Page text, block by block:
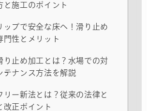
と施工のポイント
ップで安全な床へ！滑り止め
門性とメリット
り止め加工とは？水場での対
テナンス方法を解説
リー新法とは？従来の法律と
改正ポイント